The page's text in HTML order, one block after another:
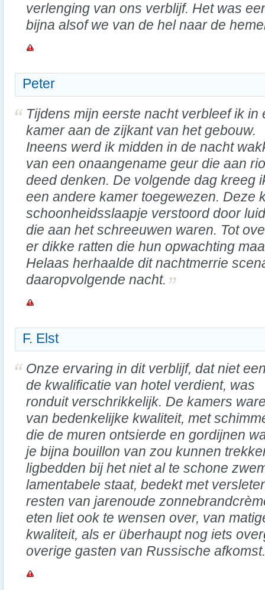
verlenging van ons verblijf. Het was
bijna alsof we van de hel naar de
Peter
Tijdens mijn eerste nacht verbleef ik in
kamer aan de zijkant van het gebouw.
Ineens werd ik midden in de nacht
van een onaangename geur die aan
deed denken. De volgende dag kreeg
een andere kamer toegewezen. Deze
schoonheidsslaapje verstoord door
die aan het schreeuwen waren. Tot
er dikke ratten die hun opwachting
Helaas herhaalde dit nachtmerrie
daaropvolgende nacht.
F. Elst
Onze ervaring in dit verblijf, dat niet
de kwalificatie van hotel verdient, was
ronduit verschrikkelijk. De kamers
van bedenkelijke kwaliteit, met
die de muren ontsierde en gordijnen
je bijna bouillon van zou kunnen
ligbedden bij het niet al te schone
lamentabele staat, bedekt met
resten van jarenoude
eten liet ook te wensen over, van
kwaliteit, als er überhaupt nog iets
overige gasten van Russische afkomst.